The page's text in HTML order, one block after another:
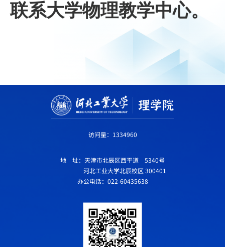
联系大学物理教学中心。
访问量： 1334960
地 址：天津市北辰区西平道 5340号
河北工业大学北辰校区 300401
办公电话：022-60435638